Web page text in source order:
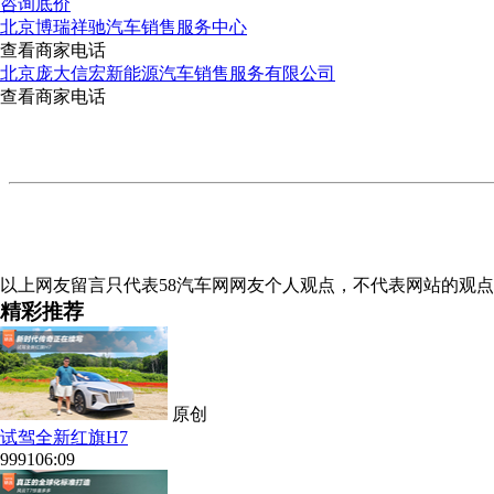
咨询底价
北京博瑞祥驰汽车销售服务中心
查看商家电话
北京庞大信宏新能源汽车销售服务有限公司
查看商家电话
以上网友留言只代表58汽车网网友个人观点，不代表网站的观
精彩推荐
原创
试驾全新红旗H7
999106:09